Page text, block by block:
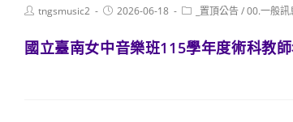
Posttngsmusic2
Post2026-06-18
Post _置頂公告/00.一般訊
國立臺南女中音樂班115學年度術科教